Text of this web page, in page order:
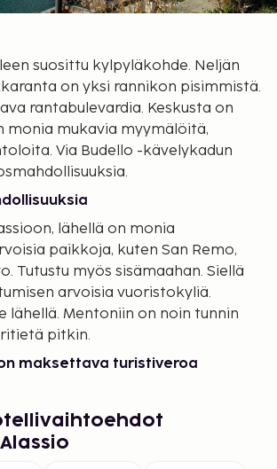
suosittu kylpyläkohde. Neljän
on yksi rannikon pisimmistä.
rantabulevardia. Keskusta on
monia mukavia myymälöitä,
Via Budello -kävelykadun
lähellä on monia
paikkoja, kuten San Remo,
Tutustu myös sisämaahan. Siellä
arvoisia vuoristokyliä.
lähellä. Mentoniin on noin tunnin
pitkin.
maksettava turistiveroa